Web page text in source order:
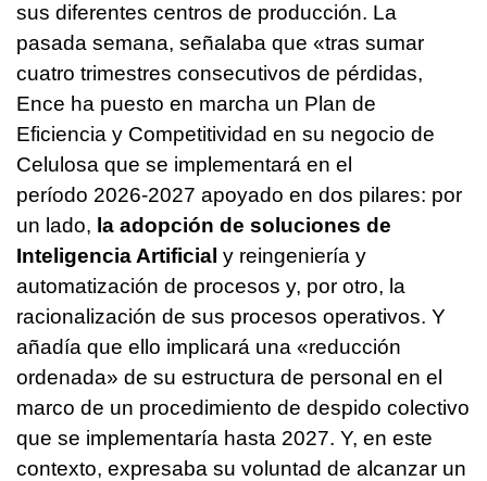
sus diferentes centros de producción. La
pasada semana, señalaba que «tras sumar
cuatro trimestres consecutivos de pérdidas,
Ence ha puesto en marcha un Plan de
Eficiencia y Competitividad en su negocio de
Celulosa que se implementará en el
período 2026-2027 apoyado en dos pilares: por
un lado, la adopción de soluciones de
Inteligencia Artificial y reingeniería y
automatización de procesos y, por otro, la
racionalización de sus procesos operativos. Y
añadía que ello implicará una «reducción
ordenada» de su estructura de personal en el
marco de un procedimiento de despido colectivo
que se implementaría hasta 2027. Y, en este
contexto, expresaba su voluntad de alcanzar un